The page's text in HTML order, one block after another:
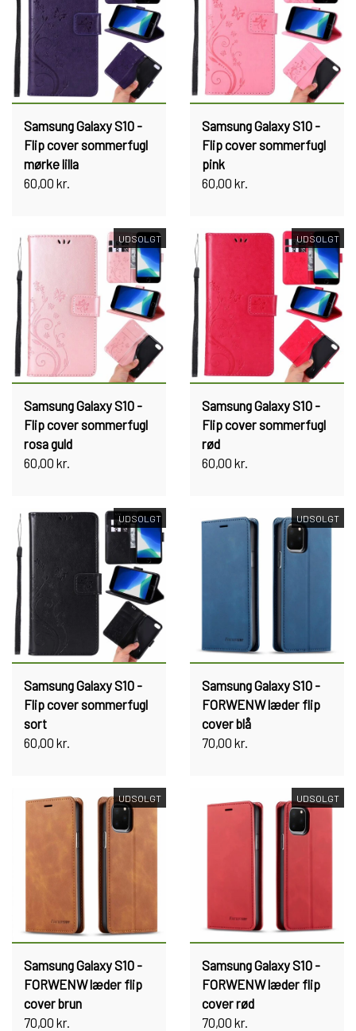
Samsung Galaxy S10 -
Flip cover sommerfugl
mørke lilla
60,00 kr.
Samsung Galaxy S10 -
Flip cover sommerfugl
pink
60,00 kr.
UDSOLGT
Samsung Galaxy S10 -
Flip cover sommerfugl
rosa guld
60,00 kr.
UDSOLGT
Samsung Galaxy S10 -
Flip cover sommerfugl
rød
60,00 kr.
UDSOLGT
Samsung Galaxy S10 -
Flip cover sommerfugl
sort
60,00 kr.
UDSOLGT
Samsung Galaxy S10 -
FORWENW læder flip
cover blå
70,00 kr.
UDSOLGT
Samsung Galaxy S10 -
FORWENW læder flip
cover brun
70,00 kr.
UDSOLGT
Samsung Galaxy S10 -
FORWENW læder flip
cover rød
70,00 kr.